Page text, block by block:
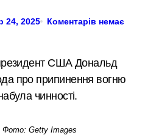
24, 2025 Коментарів немає
про припинення вогню
чинності.
Фото: Getty Images